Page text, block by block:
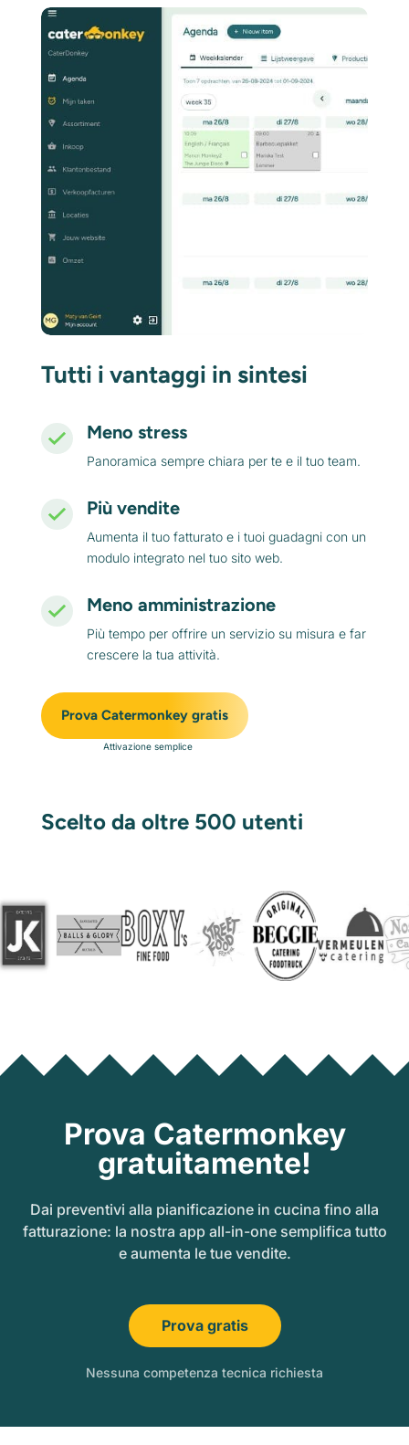
Tutti i vantaggi in sintesi
Meno stress
Panoramica sempre chiara per te e il tuo team.
Più vendite
Aumenta il tuo fatturato e i tuoi guadagni con un
modulo integrato nel tuo sito web.
Meno amministrazione
Più tempo per offrire un servizio su misura e far
crescere la tua attività.
Prova Catermonkey gratis
Attivazione semplice
Scelto da oltre 500 utenti
Prova Catermonkey
gratuitamente!
Dai preventivi alla pianificazione in cucina fino alla
fatturazione: la nostra app all-in-one semplifica tutto
e aumenta le tue vendite.
Prova gratis
Nessuna competenza tecnica richiesta